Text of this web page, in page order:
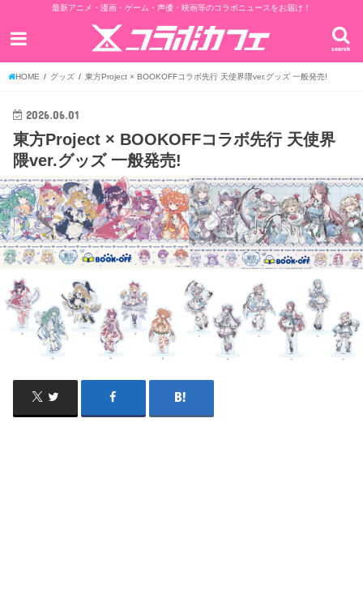
最新アニメ・漫画・ゲーム・声優・映画等のコラボニュースをお届け！
search
HOME グッズ 東方Project × BOOKOFFコラボ先行 天使界隈ver.グッズ 一般発売!
2026.06.01
東方Project × BOOKOFFコラボ先行 天使界
隈ver.グッズ 一般発売!